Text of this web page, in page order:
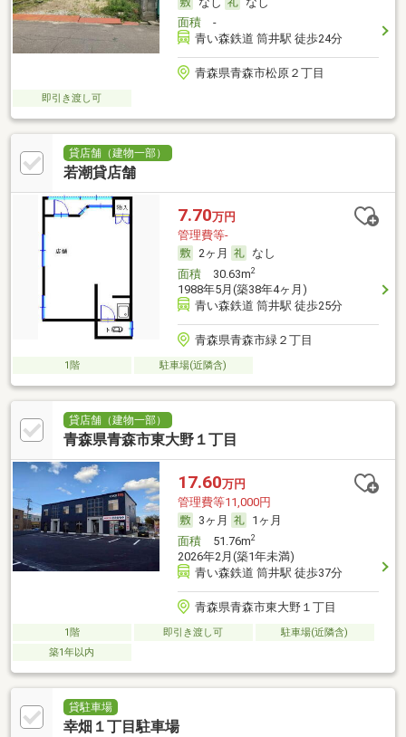
面積-
青い森鉄道 筒井駅 徒歩24分
青森県青森市松原２丁目
即引き渡し可
貸店舗（建物一部）
若潮貸店舗
7.70万円
管理費等-
2ヶ月
なし
面積30.63m2
1988年5月(築38年4ヶ月)
青い森鉄道 筒井駅 徒歩25分
青森県青森市緑２丁目
1階 駐車場(近隣含)
貸店舗（建物一部）
青森県青森市東大野１丁目
17.60万円
管理費等11,000円
3ヶ月
1ヶ月
面積51.76m2
2026年2月(築1年未満)
青い森鉄道 筒井駅 徒歩37分
青森県青森市東大野１丁目
1階 即引き渡し可
駐車場(近隣含)
築1年以内
貸駐車場
幸畑１丁目駐車場